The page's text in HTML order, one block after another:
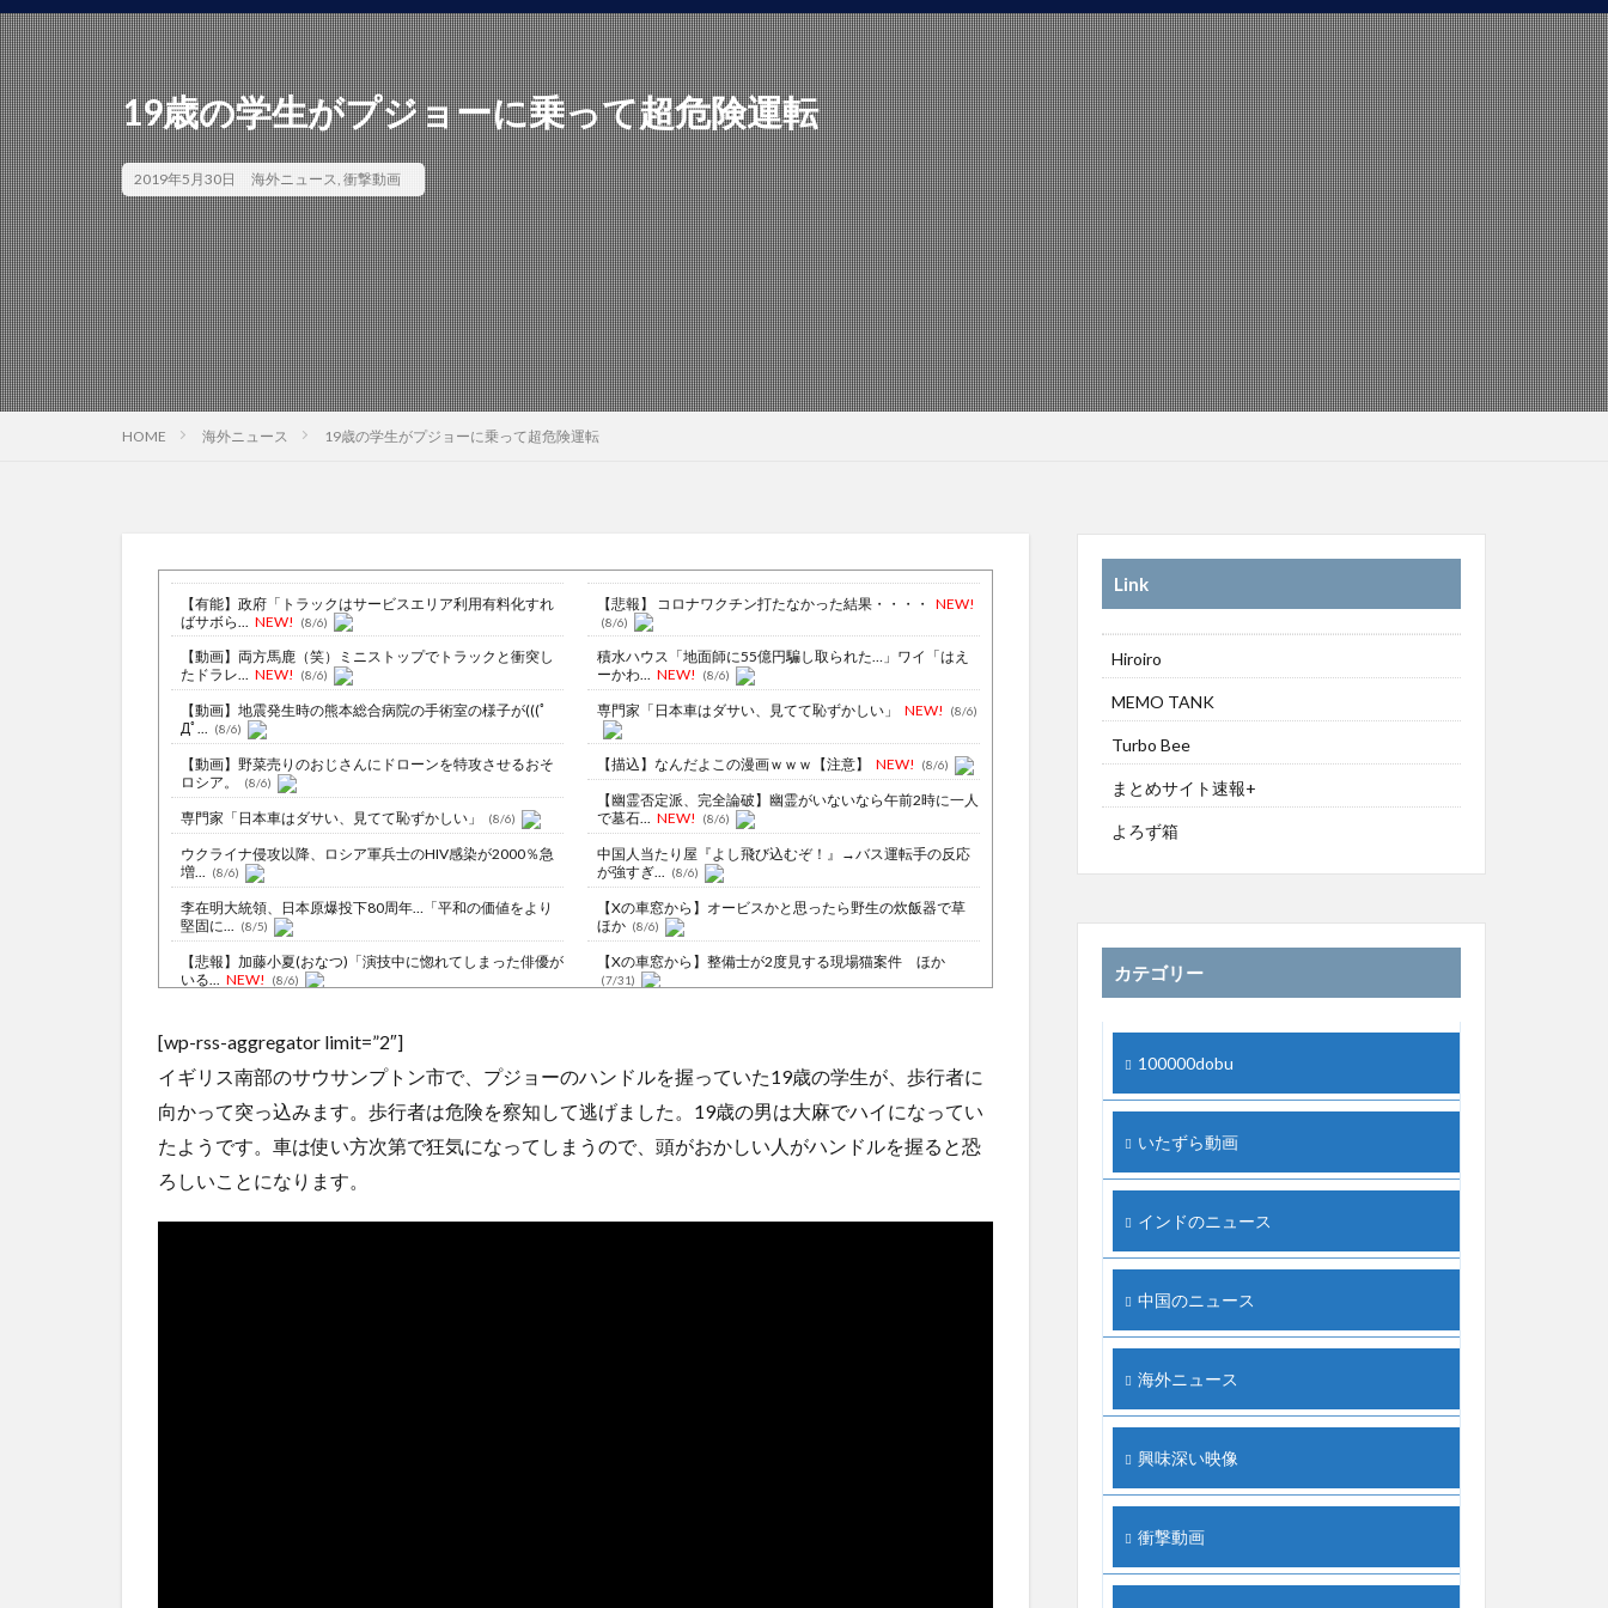
19歳の学生がプジョーに乗って超危険運転
2019年5月30日 海外ニュース, 衝撃動画
HOME 海外ニュース 19歳の学生がプジョーに乗って超危険運転
【有能】政府「トラックはサービスエリア利用有料化すれ
ばサボら...
NEW! (8/6)
【動画】両方馬鹿（笑）ミニストップでトラックと衝突し
たドラレ... NEW! (8/6)
【動画】地震発生時の熊本総合病院の手術室の様子が(((ﾟ
Дﾟ... (8/6)
【動画】野菜売りのおじさんにドローンを特攻させるおそ
ロシア。
(8/6)
専門家「日本車はダサい、見てて恥ずかしい」 (8/6)
ウクライナ侵攻以降、ロシア軍兵士のHIV感染が2000％急
増... (8/6)
李在明大統領、日本原爆投下80周年…「平和の価値をより
堅固に... (8/5)
【悲報】加藤小夏(おなつ)「演技中に惚れてしまった俳優が
いる... NEW! (8/6)
(8/6)
スペースXのロケット残骸、月面に衝突か…ファルコン9の
上段！ NEW! (8/6)
5chの北斗の拳強さランキング、完成度が高いと話題にｗｗ
ｗｗ (5/20)
金正恩「経済制裁、正直キツいです・・・本当は核を使う
つもりな... (5/20)
【悲報】 コロナワクチン打たなかった結果・・・・ NEW!
(8/6)
積水ハウス「地面師に55億円騙し取られた…」ワイ「はえ
ーかわ... NEW! (8/6)
専門家「日本車はダサい、見てて恥ずかしい」 NEW! (8/6)
【描込】なんだよこの漫画ｗｗｗ【注意】 NEW! (8/6)
【幽霊否定派、完全論破】幽霊がいないなら午前2時に一人
で墓石... NEW! (8/6)
中国人当たり屋『よし飛び込むぞ！』→バス運転手の反応
が強すぎ... (8/6)
【Xの車窓から】オービスかと思ったら野生の炊飯器で草
ほか (8/6)
【Xの車窓から】整備士が2度見する現場猫案件 ほか
(7/31)
海外「この少年にとって忘れられない経験になったな」危
険な手術... (5/20)
うちのネコが目の前にいた。私が上に物を投げるフリをす
る → ...
(5/20)
[wp-rss-aggregator limit=”2″]
イギリス南部のサウサンプトン市で、プジョーのハンドルを握っていた19歳の学生が、歩行者に
向かって突っ込みます。歩行者は危険を察知して逃げました。19歳の男は大麻でハイになってい
たようです。車は使い方次第で狂気になってしまうので、頭がおかしい人がハンドルを握ると恐
ろしいことになります。
Link
Hiroiro
MEMO TANK
Turbo Bee
まとめサイト速報+
よろず箱
カテゴリー
100000dobu
いたずら動画
インドのニュース
中国のニュース
海外ニュース
興味深い映像
衝撃動画